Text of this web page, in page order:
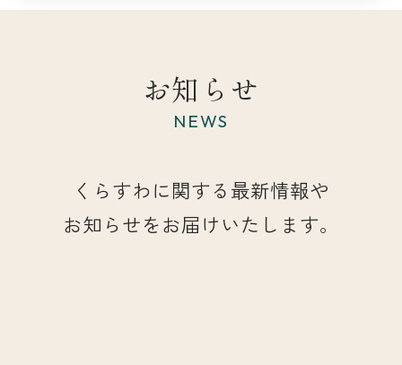
お知らせ
NEWS
くらすわに関する最新情報や
お知らせをお届けいたします。